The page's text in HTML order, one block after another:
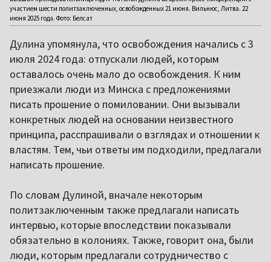
участием шести политзаключенных, освобожденных 21 июня. Вильнюс, Литва. 22
июня 2025 года. Фото: Белсат
Дулина упомянула, что освобождения начались с 3
июля 2024 года: отпускали людей, которым
оставалось очень мало до освобождения. К ним
приезжали люди из Минска с предложениями
писать прошение о помиловании. Они вызывали
конкретных людей на основании неизвестного
принципа, расспрашивали о взглядах и отношении к
властям. Тем, чьи ответы им подходили, предлагали
написать прошение.
По словам Дулиной, вначале некоторым
политзаключенным также предлагали написать
интервью, которые впоследствии показывали
обязательно в колониях. Также, говорит она, были
люди, которым предлагали сотрудничество с